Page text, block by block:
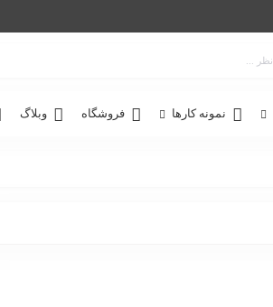
نمونه کارها فروشگاه وبلاگ